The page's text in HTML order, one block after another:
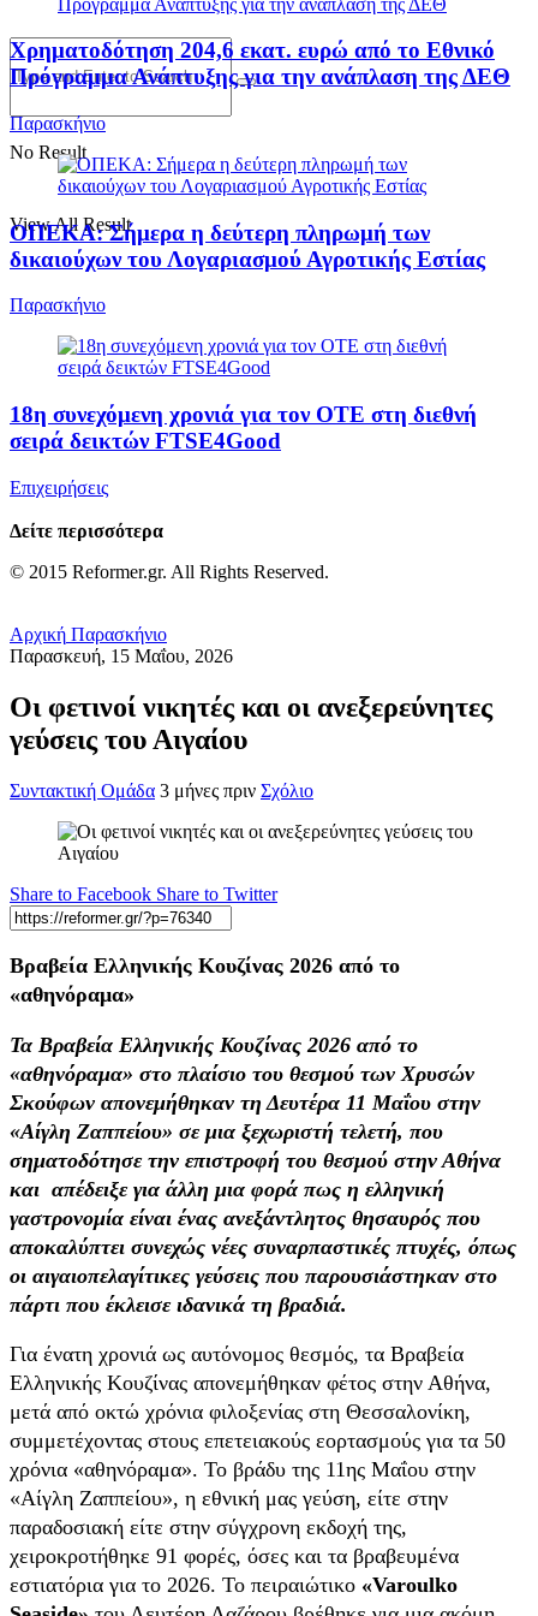
No Result
View All Result
Χρηματοδότηση 204,6 εκατ. ευρώ από το Εθνικό
Πρόγραμμα Ανάπτυξης για την ανάπλαση της ΔΕΘ
Παρασκήνιο
ΟΠΕΚΑ: Σήμερα η δεύτερη πληρωμή των
δικαιούχων του Λογαριασμού Αγροτικής Εστίας
Παρασκήνιο
18η συνεχόμενη χρονιά για τον ΟΤΕ στη διεθνή
σειρά δεικτών FTSE4Good
Επιχειρήσεις
Δείτε περισσότερα
© 2015 Reformer.gr. All Rights Reserved.
Αρχική Παρασκήνιο
Παρασκευή, 15 Μαΐου, 2026
Οι φετινοί νικητές και οι ανεξερεύνητες
γεύσεις του Αιγαίου
Συντακτική Ομάδα 3 μήνες πριν Σχόλιο
Share to Facebook Share to Twitter
Βραβεία Ελληνικής Κουζίνας 2026 από το
«αθηνόραμα»
Τα Βραβεία Ελληνικής Κουζίνας 2026 από το
«αθηνόραμα» στο πλαίσιο του θεσμού των Χρυσών
Σκούφων απονεμήθηκαν τη Δευτέρα 11 Μαΐου στην
«Αίγλη Ζαππείου» σε μια ξεχωριστή τελετή, που
σηματοδότησε την επιστροφή του θεσμού στην Αθήνα
και απέδειξε για άλλη μια φορά πως η ελληνική
γαστρονομία είναι ένας ανεξάντλητος θησαυρός που
αποκαλύπτει συνεχώς νέες συναρπαστικές πτυχές, όπως
οι αιγαιοπελαγίτικες γεύσεις που παρουσιάστηκαν στο
πάρτι που έκλεισε ιδανικά τη βραδιά.
Για ένατη χρονιά ως αυτόνομος θεσμός, τα Βραβεία
Ελληνικής Κουζίνας απονεμήθηκαν φέτος στην Αθήνα,
μετά από οκτώ χρόνια φιλοξενίας στη Θεσσαλονίκη,
συμμετέχοντας στους επετειακούς εορτασμούς για τα 50
χρόνια «αθηνόραμα». Το βράδυ της 11ης Μαΐου στην
«Αίγλη Ζαππείου», η εθνική μας γεύση, είτε στην
παραδοσιακή είτε στην σύγχρονη εκδοχή της,
χειροκροτήθηκε 91 φορές, όσες και τα βραβευμένα
εστιατόρια για το 2026. Το πειραιώτικο «Varoulko